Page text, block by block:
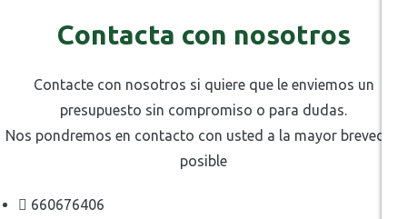
Contacta con nosotros
Contacte con nosotros si quiere que le enviemos un
presupuesto sin compromiso o para dudas.
Nos pondremos en contacto con usted a la mayor brevedad
posible
660676406